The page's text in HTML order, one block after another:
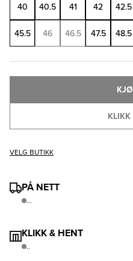
40 40.5 41 42 42.5
45.5 46 46.5 47.5 48.5
VELG BUTIKK
PÅ NETT
...
KLIKK & HENT
..